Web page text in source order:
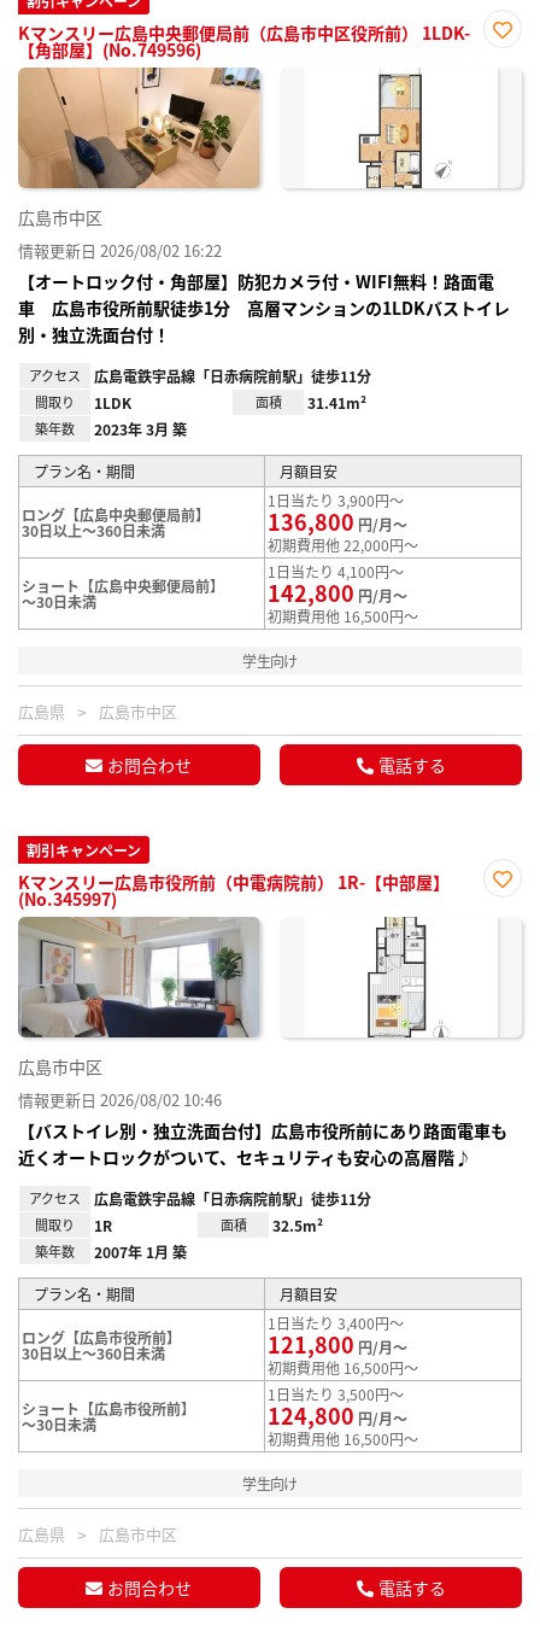
Kマンスリー広島中央郵便局前（広島市中区役所前） 1LDK-
【角部屋】(No.749596)
に入
広島市中区
情報更新日 2026/08/02 16:22
【オートロック付・角部屋】防犯カメラ付・WIFI無料！路面電
車 広島市役所前駅徒歩1分 高層マンションの1LDKバストイレ
別・独立洗面台付！
アクセス 広島電鉄宇品線「日赤病院前駅」徒歩11分
間取り 1LDK 面積 31.41m²
築年数 2023年 3月 築
プラン名・期間 月額目安
ロング【広島中央郵便局前】
30日以上～360日未満
1日当たり 3,900円～
136,800 円/月～
初期費用他 22,000円～
ショート【広島中央郵便局前】
～30日未満
1日当たり 4,100円～
142,800 円/月～
初期費用他 16,500円～
学生向け
広島県 広島市中区
お問合わせ 電話する
割引キャンペーン
Kマンスリー広島市役所前（中電病院前） 1R-【中部屋】
(No.345997)
に入
広島市中区
情報更新日 2026/08/02 10:46
【バストイレ別・独立洗面台付】広島市役所前にあり路面電車も
近くオートロックがついて、セキュリティも安心の高層階♪
アクセス 広島電鉄宇品線「日赤病院前駅」徒歩11分
間取り 1R 面積 32.5m²
築年数 2007年 1月 築
プラン名・期間 月額目安
ロング【広島市役所前】
30日以上～360日未満
1日当たり 3,400円～
121,800 円/月～
初期費用他 16,500円～
ショート【広島市役所前】
～30日未満
1日当たり 3,500円～
124,800 円/月～
初期費用他 16,500円～
学生向け
広島県 広島市中区
お問合わせ 電話する